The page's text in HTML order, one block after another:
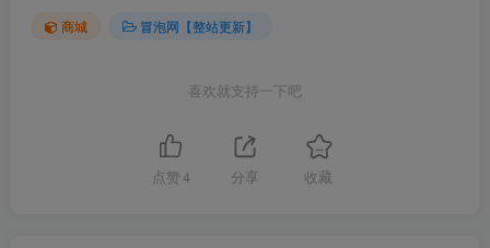
商城 冒泡网【整站更新】
喜欢就支持一下吧
点赞 4 分享 收藏